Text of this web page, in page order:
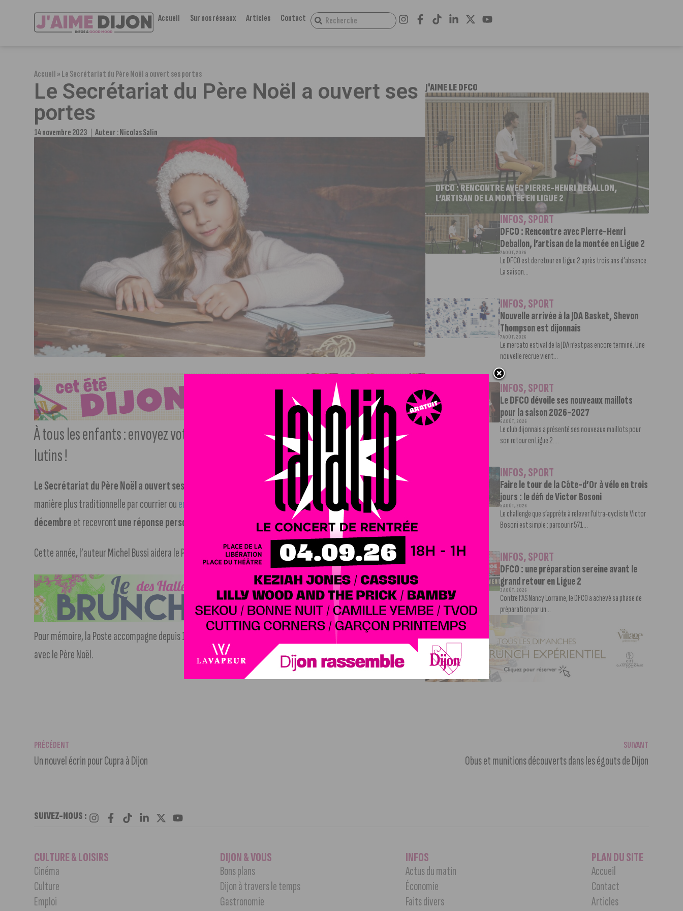
Accueil Sur nos réseaux Articles Contact
Accueil»Le Secrétariat du Père Noël a ouvert ses portes
Le Secrétariat du Père Noël a ouvert ses
portes
14 novembre 2023 Auteur :Nicolas Salin
À tous les enfants : envoyez votre lettre dès maintenant au Père Noël et à ses
lutins !
Le Secrétariat du Père Noël a ouvert ses portes à la Poste !
Vos enfants pourront envoyer leur lettre de
manière plus traditionnelle par courrier ouen version numérique sur laposte.fr (suivre notre lien)avant le 20
décembreet recevrontune réponse personnalisée du Père Noëlaccompagnée d’une carte postale à colorier.
Cette année, l’auteur Michel Bussi aidera le Père Noël à écrire chaque réponse.
Pour mémoire, la Poste accompagne depuis 1962 plus d’un million d’enfants chaque année dans leur correspondance
avec le Père Noël.
J'AIME LE DFCO
DFCO : RENCONTRE AVEC PIERRE-HENRI DEBALLON,
L’ARTISAN DE LA MONTÉE EN LIGUE 2
INFOS,SPORT
DFCO : Rencontre avec Pierre-Henri
Deballon, l’artisan de la montée en Ligue 2
7 AOÛT, 2026
Le DFCO est de retour en Ligue 2 après trois ans d’absence.
La saison...
INFOS,SPORT
Nouvelle arrivée à la JDA Basket, Shevon
Thompson est dijonnais
7 AOÛT, 2026
Le mercato estival de la JDA n’est pas encore terminé. Une
nouvelle recrue vient...
INFOS,SPORT
Le DFCO dévoile ses nouveaux maillots
pour la saison 2026-2027
6 AOÛT, 2026
Le club dijonnais a présenté ses nouveaux maillots pour
son retour en Ligue 2....
INFOS,SPORT
Faire le tour de la Côte-d’Or à vélo en trois
jours : le défi de Victor Bosoni
5 AOÛT, 2026
Le challenge que s’apprête à relever l’ultra-cycliste Victor
Bosoni est simple : parcourir 571...
INFOS,SPORT
DFCO : une préparation sereine avant le
grand retour en Ligue 2
3 AOÛT, 2026
Contre l’AS Nancy Lorraine, le DFCO a achevé sa phase de
préparation par un...
PRÉCÉDENT
Un nouvel écrin pour Cupra à Dijon
SUIVANT
Obus et munitions découverts dans les égouts de Dijon
SUIVEZ-NOUS :
CULTURE & LOISIRS
Cinéma
Culture
Emploi
DIJON & VOUS
Bons plans
Dijon à travers le temps
Gastronomie
INFOS
Actus du matin
Économie
Faits divers
PLAN DU SITE
Accueil
Contact
Articles